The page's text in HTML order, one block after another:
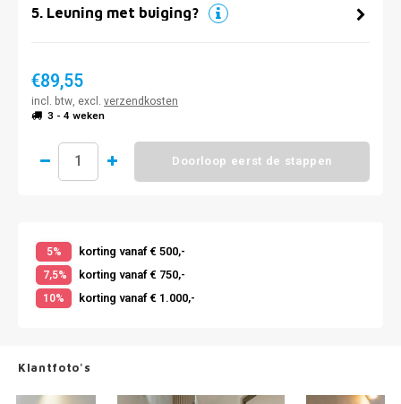
5. Leuning met buiging?
€89,55
incl. btw, excl. verzendkosten
3 - 4 weken
Doorloop eerst de stappen
5% korting vanaf € 500,-
7,5% korting vanaf € 750,-
10% korting vanaf € 1.000,-
Klantfoto's